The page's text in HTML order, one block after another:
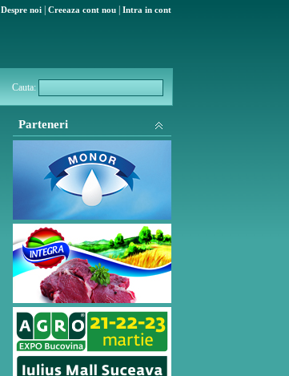
Despre noi Creeaza cont nou Intra in cont
Cauta:
Parteneri